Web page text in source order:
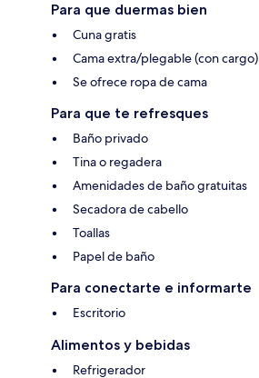
Para que duermas bien
Cuna gratis
Cama extra/plegable (con cargo)
Se ofrece ropa de cama
Para que te refresques
Baño privado
Tina o regadera
Amenidades de baño gratuitas
Secadora de cabello
Toallas
Papel de baño
Para conectarte e informarte
Escritorio
Alimentos y bebidas
Refrigerador